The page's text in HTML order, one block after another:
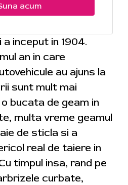
acum
inceput in 1904.
an in care
au ajuns la
sunt mult mai
bucata de geam in
multa vreme geamul
de sticla si a
real de taiere in
timpul insa, rand pe
curbate,